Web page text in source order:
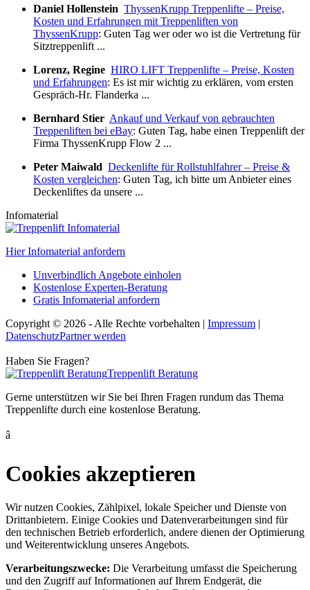
Daniel Hollenstein ThyssenKrupp Treppenlifte – Preise,
Kosten und Erfahrungen mit Treppenliften von
ThyssenKrupp: Guten Tag wer oder wo ist die Vertretung für
Sitztreppenlift ...
Lorenz, Regine HIRO LIFT Treppenlifte – Preise, Kosten
und Erfahrungen: Es ist mir wichtig zu erklären, vom ersten
Gespräch-Hr. Flanderka ...
Bernhard Stier Ankauf und Verkauf von gebrauchten
Treppenliften bei eBay: Guten Tag, habe einen Treppenlift der
Firma ThyssenKrupp Flow 2 ...
Peter Maiwald Deckenlifte für Rollstuhlfahrer – Preise &
Kosten vergleichen: Guten Tag, ich bitte um Anbieter eines
Deckenliftes da unsere ...
Infomaterial
Hier Infomaterial anfordern
Unverbindlich Angebote einholen
Kostenlose Experten-Beratung
Gratis Infomaterial anfordern
Copyright © 2026 - Alle Rechte vorbehalten | Impressum |
DatenschutzPartner werden
Haben Sie Fragen?
Treppenlift Beratung
Gerne unterstützen wir Sie bei Ihren Fragen rundum das Thema
Treppenlifte durch eine kostenlose Beratung.
â
Cookies akzeptieren
Wir nutzen Cookies, Zählpixel, lokale Speicher und Dienste von
Drittanbietern. Einige Cookies und Datenverarbeitungen sind für
den technischen Betrieb erforderlich, andere dienen der Optimierung
und Weiterentwicklung unseres Angebots.
Verarbeitungszwecke: Die Verarbeitung umfasst die Speicherung
und den Zugriff auf Informationen auf Ihrem Endgerät, die